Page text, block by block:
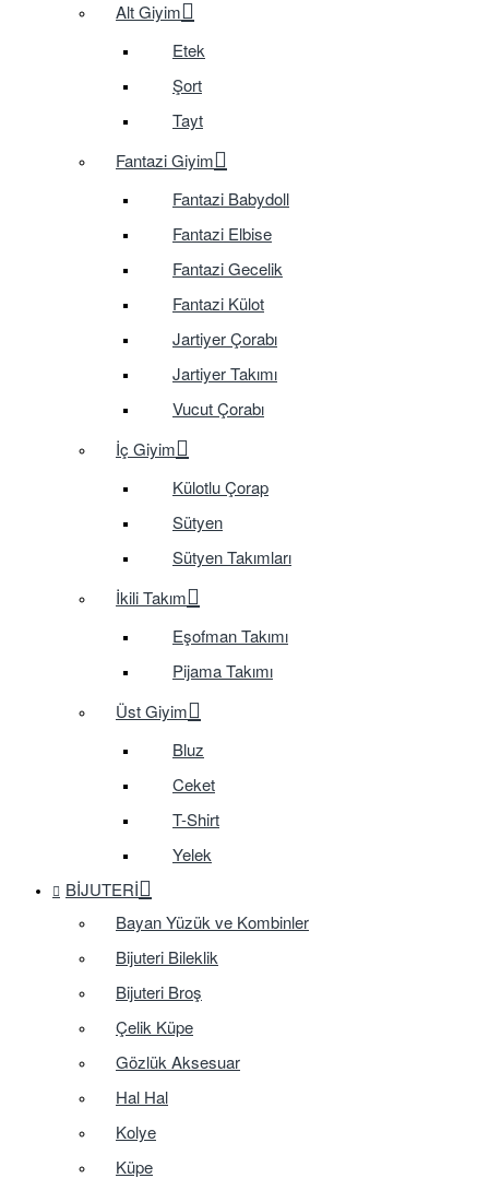
Alt Giyim
Etek
Şort
Tayt
Fantazi Giyim
Fantazi Babydoll
Fantazi Elbise
Fantazi Gecelik
Fantazi Külot
Jartiyer Çorabı
Jartiyer Takımı
Vucut Çorabı
İç Giyim
Külotlu Çorap
Sütyen
Sütyen Takımları
İkili Takım
Eşofman Takımı
Pijama Takımı
Üst Giyim
Bluz
Ceket
T-Shirt
Yelek
BIJUTERI
Bayan Yüzük ve Kombinler
Bijuteri Bileklik
Bijuteri Broş
Çelik Küpe
Gözlük Aksesuar
Hal Hal
Kolye
Küpe